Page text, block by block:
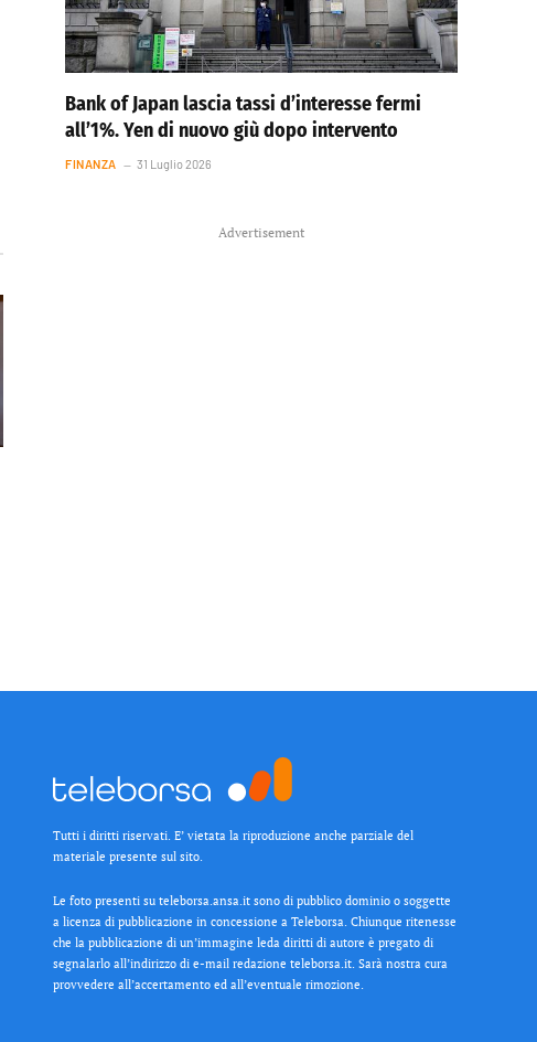
Bank of Japan lascia tassi d’interesse fermi
all’1%. Yen di nuovo giù dopo intervento
FINANZA 31 Luglio 2026
Advertisement
Tutti i diritti riservati. E’ vietata la riproduzione anche parziale del
materiale presente sul sito.
Le foto presenti su teleborsa.ansa.it sono di pubblico dominio o soggette
a licenza di pubblicazione in concessione a Teleborsa. Chiunque ritenesse
che la pubblicazione di un’immagine leda diritti di autore è pregato di
segnalarlo all’indirizzo di e-mail redazione teleborsa.it. Sarà nostra cura
provvedere all’accertamento ed all’eventuale rimozione.